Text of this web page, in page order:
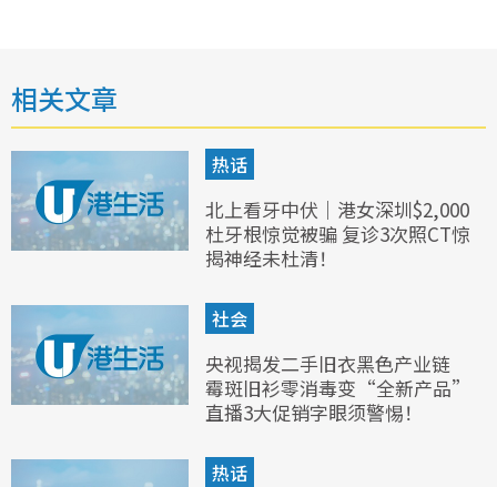
相关文章
热话
北上看牙中伏｜港女深圳$2,000
杜牙根惊觉被骗 复诊3次照CT惊
揭神经未杜清！
社会
央视揭发二手旧衣黑色产业链
霉斑旧衫零消毒变“全新产品”
直播3大促销字眼须警惕！
热话